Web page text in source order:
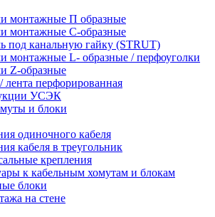
монтажные П образные
монтажные C-образные
под канальную гайку (STRUT)
монтажные L- образные / перфоуголки
Z-образные
лента перфорированная
УСЭК
и блоки
одиночного кабеля
кабеля в треугольник
крепления
к кабельным хомутам и блокам
блоки
на стене